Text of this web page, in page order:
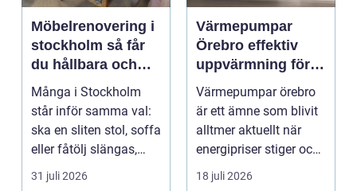
Möbelrenovering i
stockholm så får
du hållbara och
vackra möbler
Många i Stockholm
står inför samma val:
ska en sliten stol, soffa
eller fåtölj slängas,
säljas billi...
31 juli 2026
Värmepumpar
Örebro effektiv
uppvärmning för
hus och
fastigheter
Värmepumpar örebro
är ett ämne som blivit
alltmer aktuellt när
energipriser stiger och
fler vill sän...
18 juli 2026